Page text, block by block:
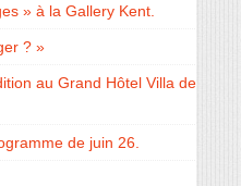
» à la Gallery Kent.
? »
au Grand Hôtel Villa de
de juin 26.